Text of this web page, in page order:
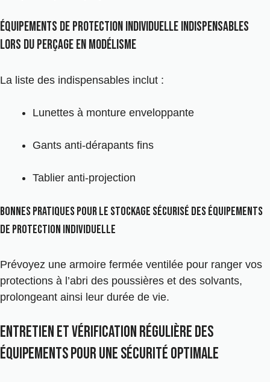
Équipements de protection individuelle indispensables
lors du perçage en modélisme
La liste des indispensables inclut :
Lunettes à monture enveloppante
Gants anti-dérapants fins
Tablier anti-projection
Bonnes pratiques pour le stockage sécurisé des équipements
de protection individuelle
Prévoyez une armoire fermée ventilée pour ranger vos
protections à l’abri des poussières et des solvants,
prolongeant ainsi leur durée de vie.
Entretien et vérification régulière des
équipements pour une sécurité optimale